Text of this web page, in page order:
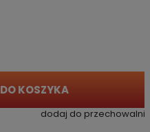
DO KOSZYKA
dodaj do przechowalni